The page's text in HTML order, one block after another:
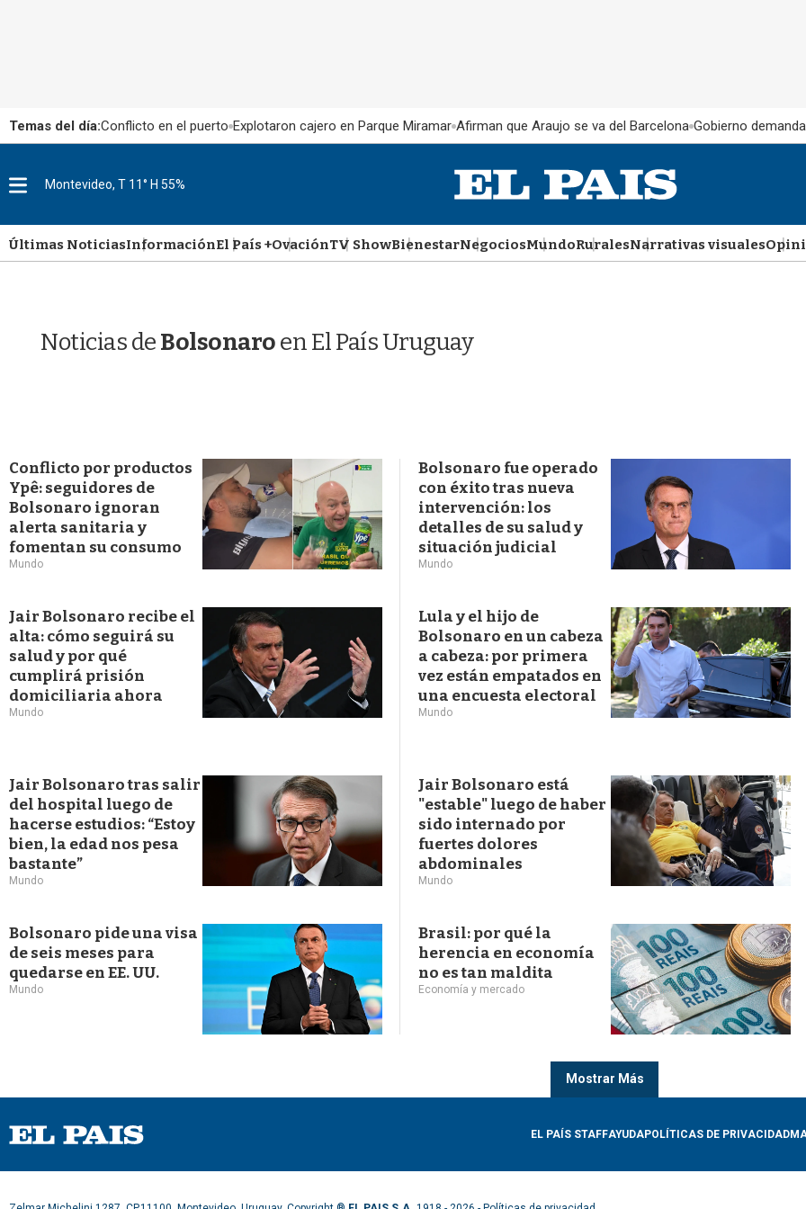
Temas del día:Conflicto en el puerto Explotaron cajero en Parque Miramar Afirman que Araujo se va del Barcelona Gobierno
M
u
Montevideo, T 11° H 55%
Últimas NoticiasInformaciónEl País +OvaciónTV ShowBienestarNegociosMundoRuralesNarrativas visuales
Noticias deBolsonaroen El País Uruguay
Conflicto por productos
Ypê: seguidores de
Bolsonaro ignoran
alerta sanitaria y
fomentan su consumo
Mundo
Bolsonaro fue operado
con éxito tras nueva
intervención: los
detalles de su salud y
situación judicial
Mundo
Jair Bolsonaro recibe el
alta: cómo seguirá su
salud y por qué
cumplirá prisión
domiciliaria ahora
Mundo
Lula y el hijo de
Bolsonaro en un cabeza
a cabeza: por primera
vez están empatados en
una encuesta electoral
Mundo
Jair Bolsonaro tras salir
del hospital luego de
hacerse estudios: “Estoy
bien, la edad nos pesa
bastante”
Mundo
Jair Bolsonaro está
"estable" luego de haber
sido internado por
fuertes dolores
abdominales
Mundo
Bolsonaro pide una visa
de seis meses para
quedarse en EE. UU.
Mundo
Brasil: por qué la
herencia en economía
no es tan maldita
Economía y mercado
Mostrar Más
EL PAÍS STAFFAYUDAPOLÍTICAS DE PRIVACIDAD